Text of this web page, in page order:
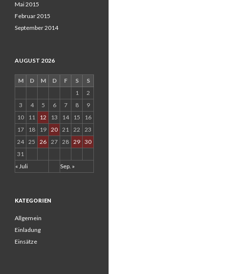
Mai 2015
Februar 2015
September 2014
AUGUST 2026
M D M D F S
S
1
2
3
4 5 6 7 8
9
10
11 12 13 14 15
16
17
18 19 20 21 22
23
24 25 26 27 28 29 30
31
« Juli
Sep. »
KATEGORIEN
Allgemein
Einladung
Einsätze